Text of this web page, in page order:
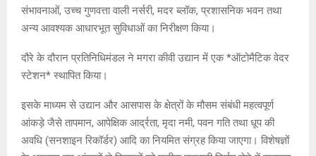
संभावनाओं, उच्च गुणवत्ता वाली नर्सरी, मदर ब्लॉक, प्रशासनिक भवन तथा
अन्य आवश्यक आधारभूत सुविधाओं का निरीक्षण किया।
दौरे के दौरान प्रतिनिधिमंडल ने मगरा कीवी उद्यान में एक *ऑटोमैटिक वेदर
स्टेशन* स्थापित किया।
इसके माध्यम से उद्यान और आसपास के क्षेत्रों के मौसम संबंधी महत्वपूर्ण
आंकड़े जैसे तापमान, आपेक्षिक आर्द्रता, मृदा नमी, पवन गति तथा धूप की
अवधि (सनशाइन रिकॉर्डर) आदि का नियमित संग्रह किया जाएगा। विशेषज्ञों